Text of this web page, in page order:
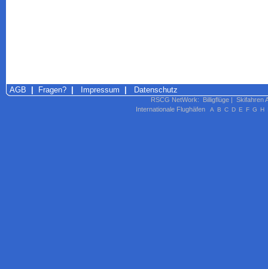
AGB Fragen? Impressum Datenschutz
RSCG NetWork: Billigflüge | Skifahren
Internationale Flughäfen
A B C D E F G H